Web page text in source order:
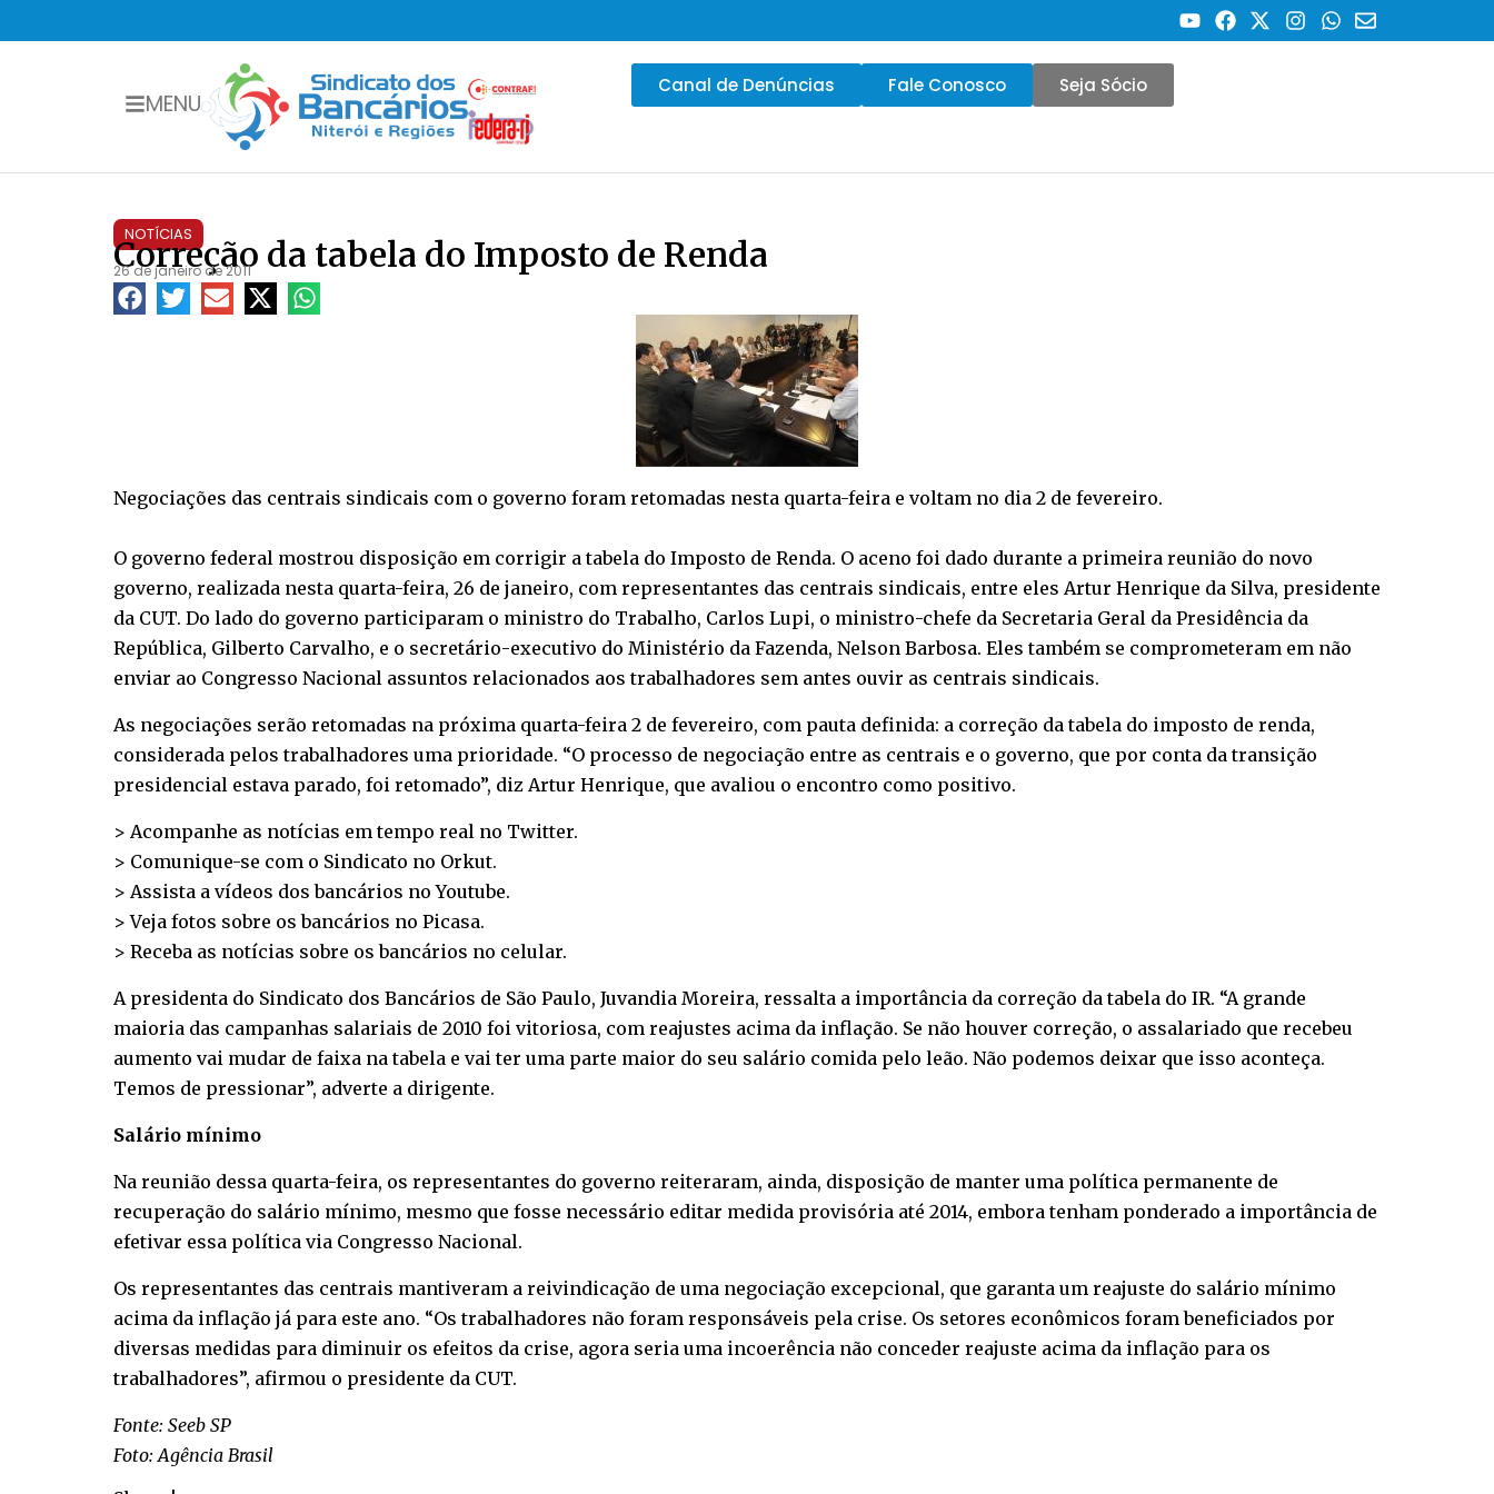
MENU
Canal de Denúncias Fale Conosco Seja Sócio
NOTÍCIAS
Correção da tabela do Imposto de Renda
26 de janeiro de 2011
Negociações das centrais sindicais com o governo foram retomadas nesta quarta-feira e voltam no dia 2 de fevereiro.
O governo federal mostrou disposição em corrigir a tabela do Imposto de Renda. O aceno foi dado durante a primeira reunião do novo
governo, realizada nesta quarta-feira, 26 de janeiro, com representantes das centrais sindicais, entre eles Artur Henrique da Silva, presidente
da CUT. Do lado do governo participaram o ministro do Trabalho, Carlos Lupi, o ministro-chefe da Secretaria Geral da Presidência da
República, Gilberto Carvalho, e o secretário-executivo do Ministério da Fazenda, Nelson Barbosa. Eles também se comprometeram em não
enviar ao Congresso Nacional assuntos relacionados aos trabalhadores sem antes ouvir as centrais sindicais.
As negociações serão retomadas na próxima quarta-feira 2 de fevereiro, com pauta definida: a correção da tabela do imposto de renda,
considerada pelos trabalhadores uma prioridade. “O processo de negociação entre as centrais e o governo, que por conta da transição
presidencial estava parado, foi retomado”, diz Artur Henrique, que avaliou o encontro como positivo.
> Acompanhe as notícias em tempo real no Twitter.
> Comunique-se com o Sindicato no Orkut.
> Assista a vídeos dos bancários noYoutube.
> Veja fotos sobre os bancários no Picasa.
> Receba as notícias sobre os bancários no celular.
A presidenta do Sindicato dos Bancários de São Paulo, Juvandia Moreira, ressalta a importância da correção da tabela do IR. “A grande
maioria das campanhas salariais de 2010 foi vitoriosa, com reajustes acima da inflação. Se não houver correção, o assalariado que recebeu
aumento vai mudar de faixa na tabela e vai ter uma parte maior do seu salário comida pelo leão. Não podemos deixar que isso aconteça.
Temos de pressionar”, adverte a dirigente.
Salário mínimo
Na reunião dessa quarta-feira, os representantes do governo reiteraram, ainda, disposição de manter uma política permanente de
recuperação do salário mínimo, mesmo que fosse necessário editar medida provisória até 2014, embora tenham ponderado a importância de
efetivar essa política via Congresso Nacional.
Os representantes das centrais mantiveram a reivindicação de uma negociação excepcional, que garanta um reajuste do salário mínimo
acima da inflação já para este ano. “Os trabalhadores não foram responsáveis pela crise. Os setores econômicos foram beneficiados por
diversas medidas para diminuir os efeitos da crise, agora seria uma incoerência não conceder reajuste acima da inflação para os
trabalhadores”, afirmou o presidente da CUT.
Fonte: Seeb SP
Foto: Agência Brasil